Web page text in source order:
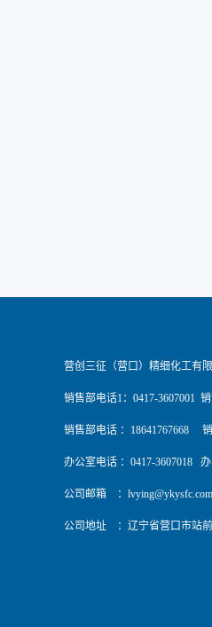
营创三征（营口）精细化工有
销售部电话1：0417-3607001
销售部电话 ：18641767668
办公室电话 ：0417-3607018
公司邮箱 ： lvying@ykysfc.com
公司地址 ：辽宁省